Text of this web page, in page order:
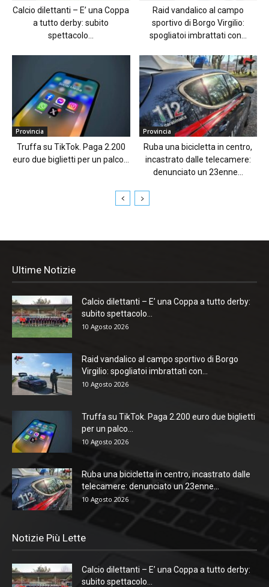
Calcio dilettanti – E’ una Coppa
a tutto derby: subito
spettacolo...
Raid vandalico al campo
sportivo di Borgo Virgilio:
spogliatoi imbrattati con...
Provincia
Truffa su TikTok. Paga 2.200
euro due biglietti per un palco...
Provincia
Ruba una bicicletta in centro,
incastrato dalle telecamere:
denunciato un 23enne...
Ultime Notizie
Calcio dilettanti – E’ una Coppa a tutto derby:
subito spettacolo...
10 Agosto 2026
Raid vandalico al campo sportivo di Borgo
Virgilio: spogliatoi imbrattati con...
10 Agosto 2026
Truffa su TikTok. Paga 2.200 euro due biglietti
per un palco...
10 Agosto 2026
Ruba una bicicletta in centro, incastrato dalle
telecamere: denunciato un 23enne...
10 Agosto 2026
Notizie Più Lette
Calcio dilettanti – E’ una Coppa a tutto derby:
subito spettacolo...